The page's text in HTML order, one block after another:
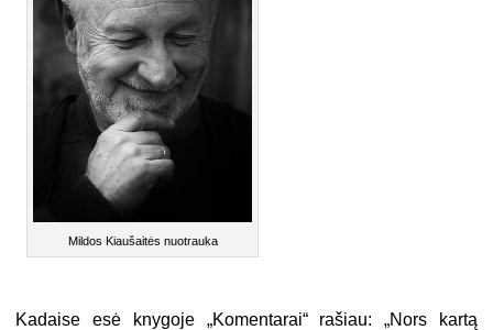
Mildos Kiaušaitės nuotrauka
Kadaise esė knygoje „Komentarai“ rašiau: „Nors kartą